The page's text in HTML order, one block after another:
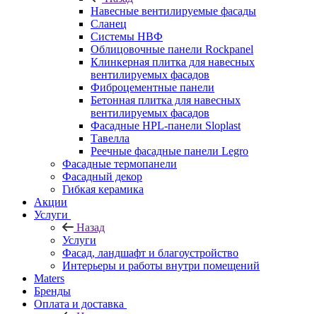
Навесные вентилируемые фасады
Сланец
Системы НВФ
Облицовочные панели Rockpanel
Клинкерная плитка для навесных
вентилируемых фасадов
Фиброцементные панели
Бетонная плитка для навесных
вентилируемых фасадов
Фасадные HPL-панели Sloplast
Тавелла
Реечные фасадные панели Legro
Фасадные термопанели
Фасадный декор
Гибкая керамика
Акции
Услуги
Назад
Услуги
Фасад, ландшафт и благоустройство
Интерьеры и работы внутри помещений
Maters
Бренды
Оплата и доставка